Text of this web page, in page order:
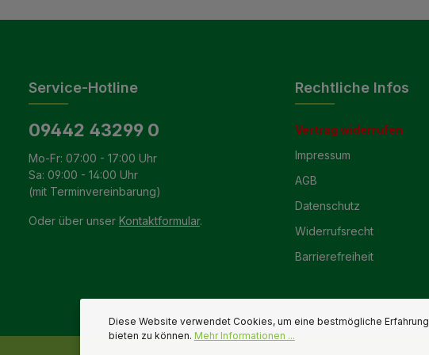
Service-Hotline
09442 43299 0
Mo-Fr: 07:00 - 17:00 Uhr
Sa: 09:00 - 14:00 Uhr
(mit Terminvereinbarung)
Oder über unser Kontaktformular.
Rechtliche Infos
Vertrag widerrufen
Impressum
AGB
Datenschutz
Widerrufsrecht
Barrierefreiheit
Diese Website verwendet Cookies, um eine bestmögliche Erfahrung
bieten zu können. Mehr Informationen ...